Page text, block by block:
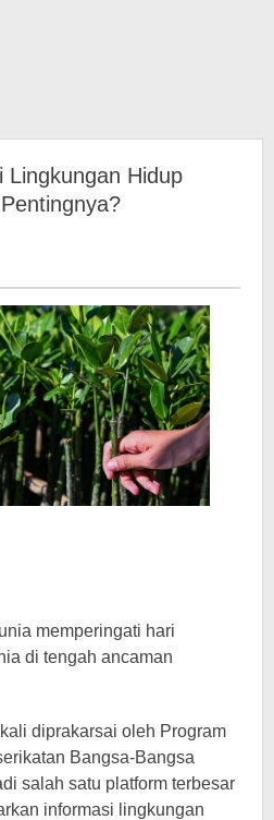
Lingkungan Hidup
memperingati hari
di tengah ancaman
diprakarsai oleh Program
Bangsa-Bangsa
salah satu platform terbesar
informasi lingkungan